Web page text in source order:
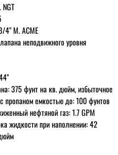
4" M. AСME
неподвижного уровня
375 фунт на кв. дюйм, избыточное
пропаном емкостью до: 100 фунтов
нефтяной газ: 1.7 GPM
жидкости при наполнении: 42